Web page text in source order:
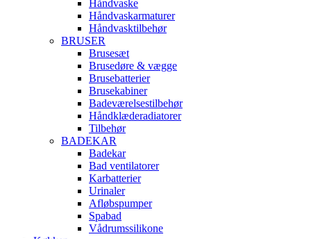
Håndvaske
Håndvaskarmaturer
Håndvasktilbehør
BRUSER
Brusesæt
Brusedøre & vægge
Brusebatterier
Brusekabiner
Badeværelsestilbehør
Håndklæderadiatorer
Tilbehør
BADEKAR
Badekar
Bad ventilatorer
Karbatterier
Urinaler
Afløbspumper
Spabad
Vådrumssilikone